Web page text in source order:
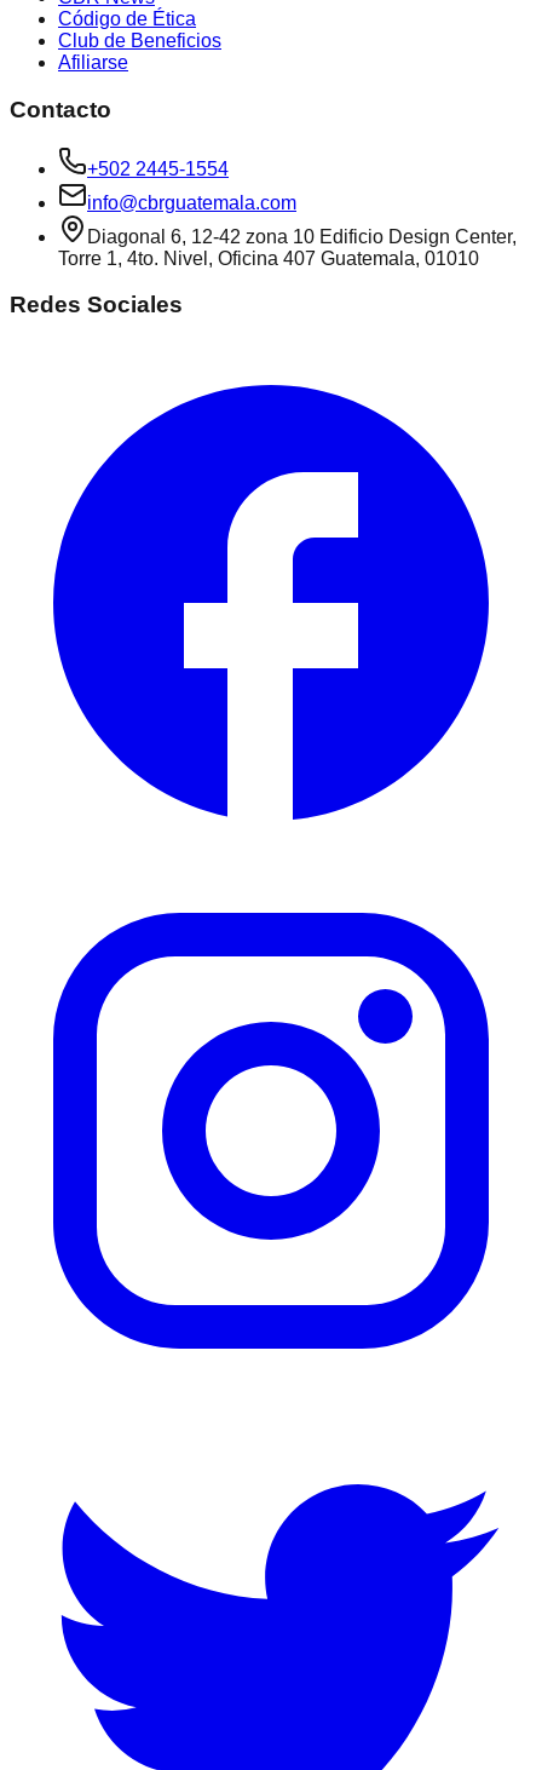
Código de Ética
Club de Beneficios
Afiliarse
Contacto
+502 2445-1554
info@cbrguatemala.com
Diagonal 6, 12-42 zona 10 Edificio Design Center,
Torre 1, 4to. Nivel, Oficina 407 Guatemala, 01010
Redes Sociales